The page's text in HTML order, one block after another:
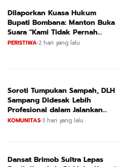
Dilaporkan Kuasa Hukum
Bupati Bombana: Manton Buka
Suara "Kami Tidak Pernah
Menutup Ruang Hak Jawab"
PERISTIWA•2 hari yang lalu
Soroti Tumpukan Sampah, DLH
Sampang Didesak Lebih
Profesional dalam Jalankan
Tugas
KOMUNITAS•3 hari yang lalu
Dansat Brimob Sultra Lepas